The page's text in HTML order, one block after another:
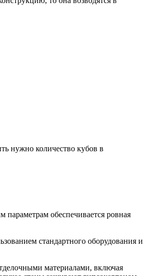
нужно количество кубов в
параметрам обеспечивается ровная
стандартного оборудования и
материалами, включая